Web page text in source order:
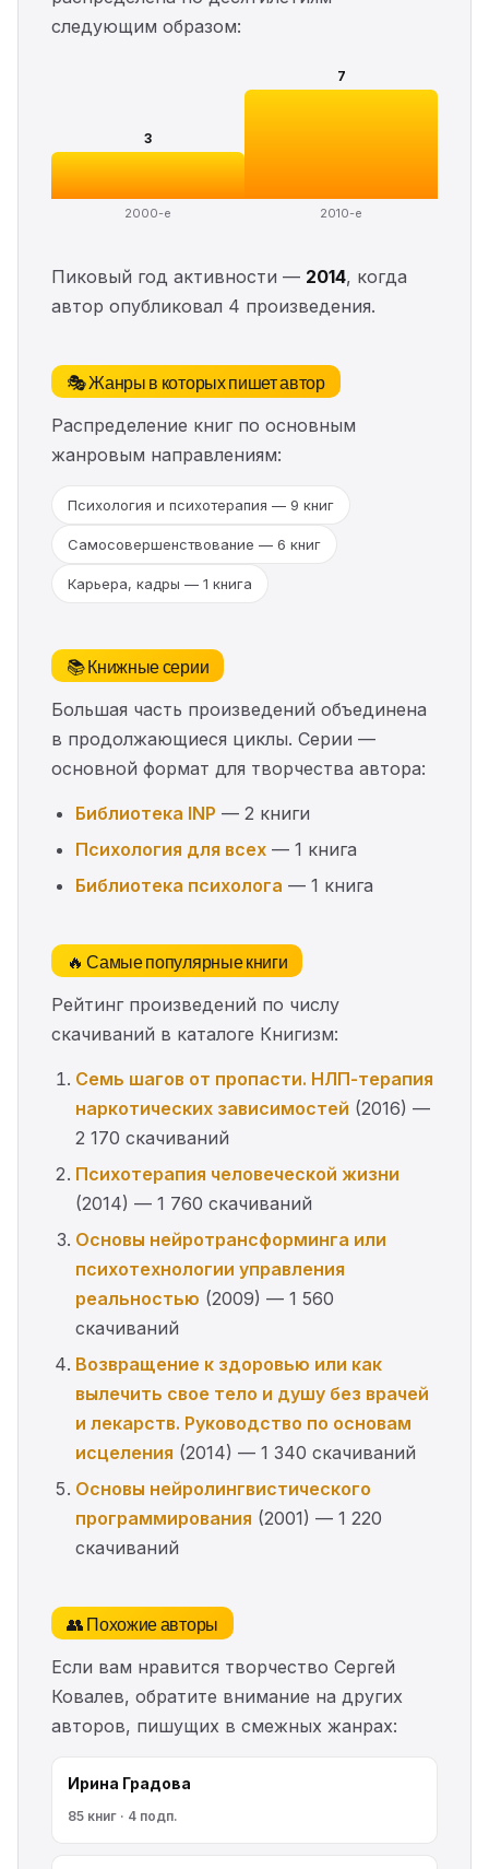
следующим образом:
3
2000-е
7
2010-е
Пиковый год активности — 2014, когда
автор опубликовал 4 произведения.
🎭 Жанры в которых пишет автор
Распределение книг по основным
жанровым направлениям:
Психология и психотерапия — 9 книг
Самосовершенствование — 6 книг
Карьера, кадры — 1 книга
📚 Книжные серии
Большая часть произведений объединена
в продолжающиеся циклы. Серии —
основной формат для творчества автора:
Библиотека INP — 2 книги
Психология для всех — 1 книга
Библиотека психолога — 1 книга
🔥 Самые популярные книги
Рейтинг произведений по числу
скачиваний в каталоге Книгизм:
Семь шагов от пропасти. НЛП-терапия
наркотических зависимостей (2016) —
2 170 скачиваний
Психотерапия человеческой жизни
(2014) — 1 760 скачиваний
Основы нейротрансформинга или
психотехнологии управления
реальностью (2009) — 1 560
скачиваний
Возвращение к здоровью или как
вылечить свое тело и душу без врачей
и лекарств. Руководство по основам
исцеления (2014) — 1 340 скачиваний
Основы нейролингвистического
программирования (2001) — 1 220
скачиваний
👥 Похожие авторы
Если вам нравится творчество Сергей
Ковалев, обратите внимание на других
авторов, пишущих в смежных жанрах:
Ирина Градова
85 книг · 4 подп.